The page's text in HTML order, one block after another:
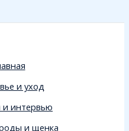
и уход
и интервью
и щенка